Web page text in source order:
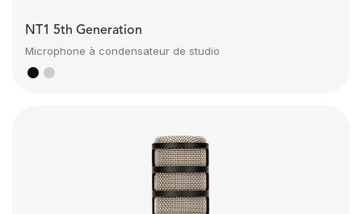
NT1 5th Generation
Microphone à condensateur de studio